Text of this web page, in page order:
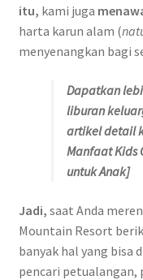
itu, kami juga
harta karun alam (
menyenangkan bagi
Dapatkan
liburan
artikel detail
Manfaat Kids
untuk Anak]
Jadi, saat Anda
Mountain Resort
banyak hal yang bisa
pencari petualangan,